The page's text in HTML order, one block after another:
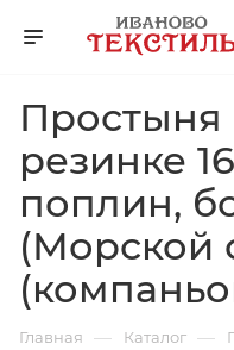
Простыня
резинке
поплин,
(Морской
Главная — Каталог —